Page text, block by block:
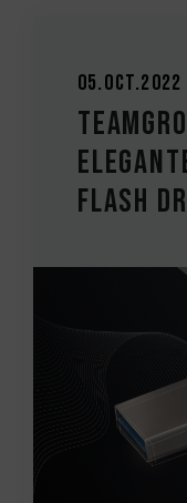
05.Oct.2022
Flash